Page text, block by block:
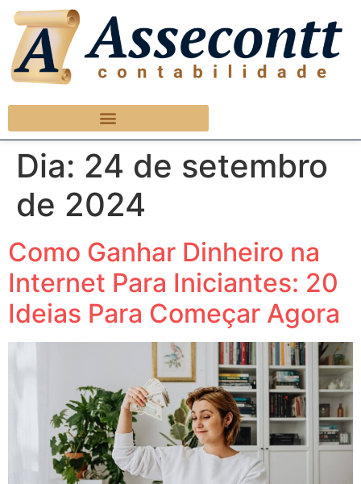
Dia: 24 de setembro
de 2024
Como Ganhar Dinheiro na
Internet Para Iniciantes: 20
Ideias Para Começar Agora